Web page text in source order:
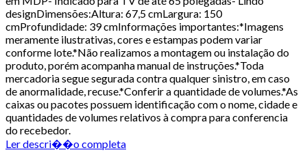
designDimensões:Altura: 67,5 cmLargura: 150
cmProfundidade: 39 cmInformações importantes:*Imagens
meramente ilustrativas, cores e estampas podem variar
conforme lote.*Não realizamos a montagem ou instalação do
produto, porém acompanha manual de instruções.*Toda
mercadoria segue segurada contra qualquer sinistro, em caso
de anormalidade, recuse.*Conferir a quantidade de volumes.*As
caixas ou pacotes possuem identificação com o nome, cidade e
quantidades de volumes relativos à compra para conferencia
do recebedor.
Ler descri��o completa